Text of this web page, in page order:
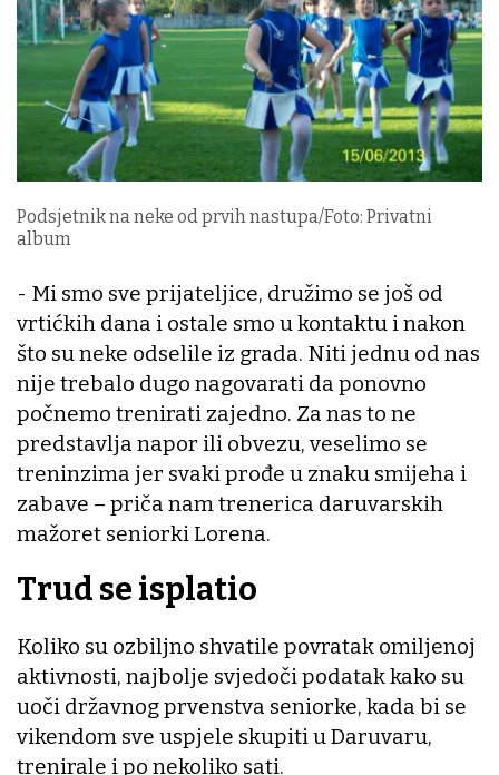
Podsjetnik na neke od prvih nastupa/Foto: Privatni
album
- Mi smo sve prijateljice, družimo se još od
vrtićkih dana i ostale smo u kontaktu i nakon
što su neke odselile iz grada. Niti jednu od nas
nije trebalo dugo nagovarati da ponovno
počnemo trenirati zajedno. Za nas to ne
predstavlja napor ili obvezu, veselimo se
treninzima jer svaki prođe u znaku smijeha i
zabave – priča nam trenerica daruvarskih
mažoret seniorki Lorena.
Trud se isplatio
Koliko su ozbiljno shvatile povratak omiljenoj
aktivnosti, najbolje svjedoči podatak kako su
uoči državnog prvenstva seniorke, kada bi se
vikendom sve uspjele skupiti u Daruvaru,
trenirale i po nekoliko sati.